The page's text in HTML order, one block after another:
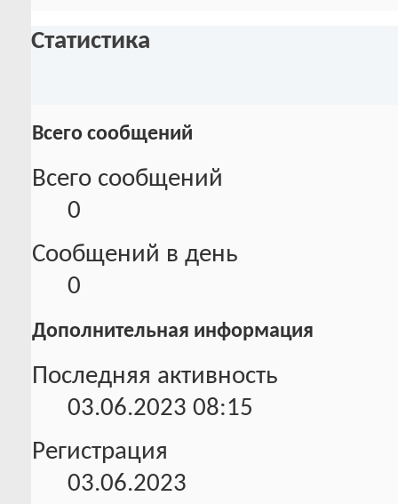
Статистика
Всего сообщений
Всего сообщений
0
Сообщений в день
0
Дополнительная информация
Последняя активность
03.06.2023 08:15
Регистрация
03.06.2023